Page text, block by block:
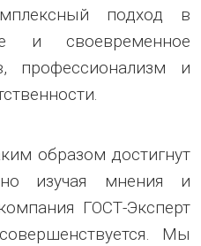
подход в
и своевременное
профессионализм и
образом достигнут
изучая мнения и
ГОСТ-Эксперт
Мы